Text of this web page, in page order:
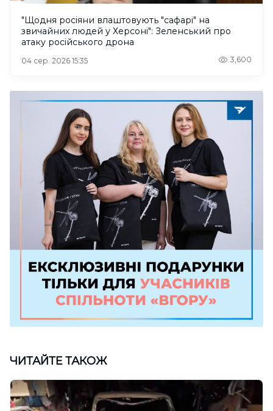
"Щодня росіяни влаштовують "сафарі" на
звичайних людей у Херсоні": Зеленський про
атаку російського дрона
04 сер. 2026 15:35 3,600
ЧИТАЙТЕ ТАКОЖ